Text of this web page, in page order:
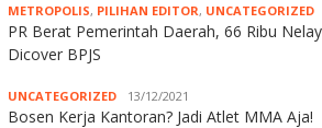
METROPOLIS, PILIHAN EDITOR, UNCATEGORIZED
PR Berat Pemerintah Daerah, 66 Ribu
Dicover BPJS
UNCATEGORIZED 13/12/2021
Bosen Kerja Kantoran? Jadi Atlet MMA Aja!